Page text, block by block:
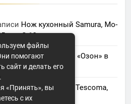
Нож кухонный Samura, Mo-
мм, G-10
Фулфилмент для «Озон» в
услуг и цен
Электрогриль Tescoma,
файлы
помогают
сайт и делать его
«Принять», вы
с их